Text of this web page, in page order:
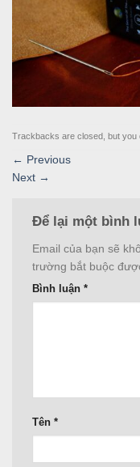
Trackbacks are closed, but you
← Previous
Next →
Để lại một bình
Email của bạn sẽ
trường bắt buộc
Bình luận *
Tên *